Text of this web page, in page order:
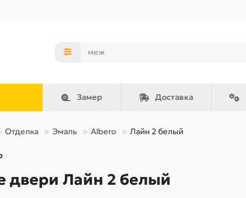
Замер Доставка
Отделка Эмаль Albero Лайн 2 белый
Лайн 2 белый